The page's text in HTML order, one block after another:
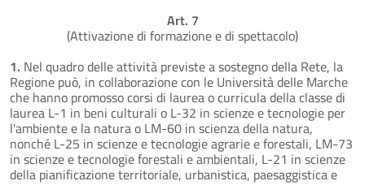
Art. 7
(Attivazione di formazione e di spettacolo)
1. Nel quadro delle attività previste a sostegno della Rete, la
Regione può, in collaborazione con le Università delle Marche
che hanno promosso corsi di laurea o curricula della classe di
laurea L-1 in beni culturali o L-32 in scienze e tecnologie per
l'ambiente e la natura o LM-60 in scienza della natura,
nonché L-25 in scienze e tecnologie agrarie e forestali, LM-73
in scienze e tecnologie forestali e ambientali, L-21 in scienze
della pianificazione territoriale, urbanistica, paesaggistica e